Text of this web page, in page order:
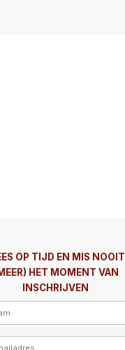
OP TIJD EN MIS NOOIT
HET MOMENT VAN
INSCHRIJVEN